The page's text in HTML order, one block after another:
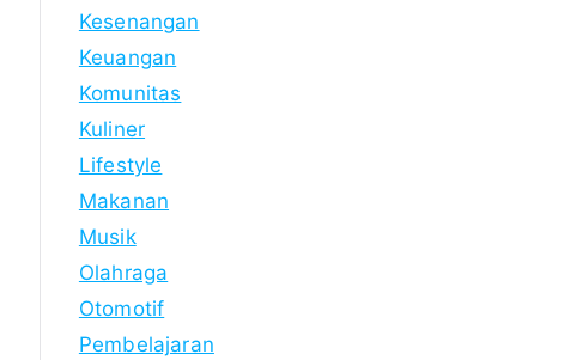
Kesenangan
Keuangan
Komunitas
Kuliner
Lifestyle
Makanan
Musik
Olahraga
Otomotif
Pembelajaran